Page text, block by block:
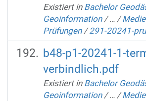
Existiert in Bachelor
Geoinformation /… /
Prüfungen /291-20241-
b48-p1-20241-1-
verbindlich.pdf
Existiert in Bachelor
Geoinformation /… /